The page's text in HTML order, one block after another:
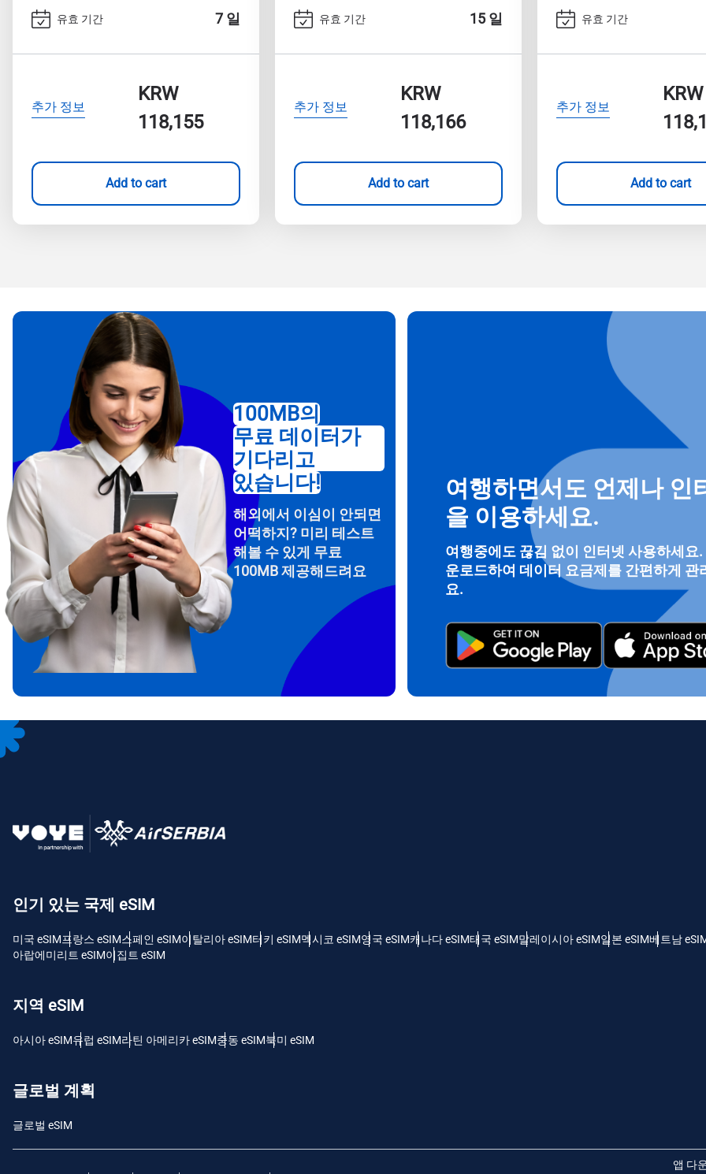
유효 기간 7 일
추가 정보
KRW
118,155
Add to cart
유효 기간 15 일
추가 정보
KRW
118,166
Add to cart
유효 기간
추가 정보
KRW
Add to cart
How do I get my eSim?
To get your eSIM, start by checking if your device supports eSIM
Then, contact your mobile carrier to request an eSIM activation. They
provide you with a QR code or activation details that you can scan or
in your device settings. Once activated, you can enjoy the benefits of
100MB의
무료 데이터가
기다리고
있습니다!
해외에서 이심이 안되면
어떡하지? 미리 테스트
해볼 수 있게 무료
100MB 제공해드려요
여행하면서도 언제나 인
을 이용하세요.
여행중에도 끊김 없이 인터넷 사용하세요
운로드하여 데이터 요금제를 간편하게 관
요.
인기 있는 국제 eSIM
미국 eSIM프랑스 eSIM스페인 eSIM이탈리아 eSIM터키 eSIM멕시코 eSIM영국 eSIM캐나다 eSIM태국 eSIM말레이시아 eSIM일본 eSIM베트남
아랍에미리트 eSIM이집트 eSIM
지역 eSIM
아시아 eSIM유럽 ​​eSIM라틴 아메리카 eSIM중동 eSIM북미 eSIM
글로벌 계획
글로벌 eSIM
앱 다
Deutsch 简体中文
로그인 또는 회원가입
계정을 계속 이용하거나 몇 초 만에 새로 만드세요.